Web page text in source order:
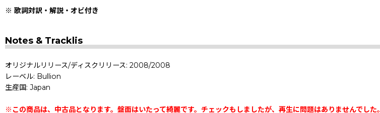
※ 歌詞対訳・解説・オビ付き
Notes & Tracklis
オリジナルリリース/ディスクリリース: 2008/2008
レーベル: Bullion
生産国: Japan
※この商品は、中古品となります。盤面はいたって綺麗です。チェックもしましたが、再生に問題はありませんでした。